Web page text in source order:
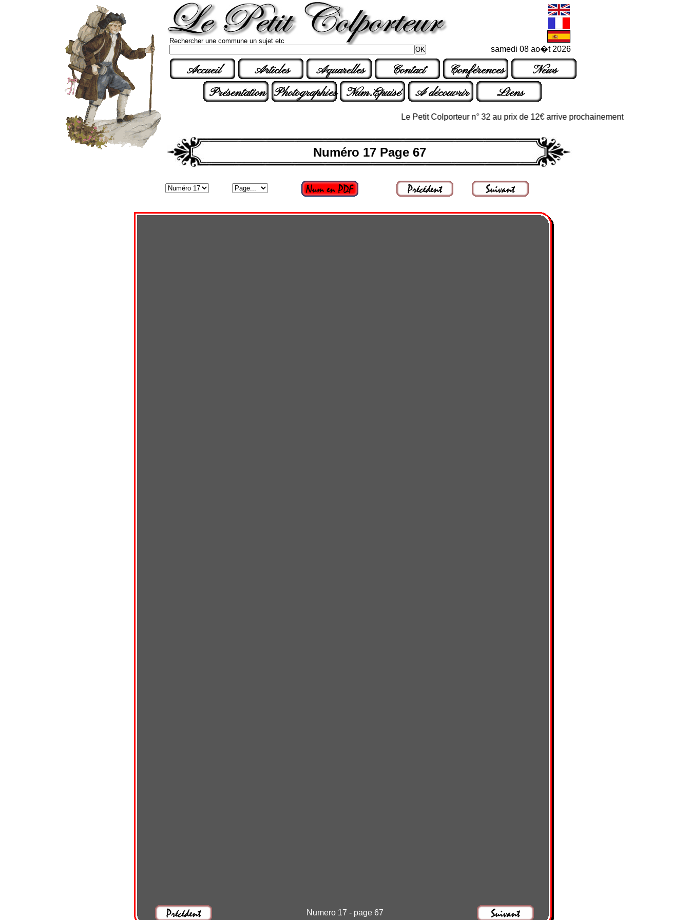
samedi 08 ao�t 2026
Rechercher une commune un sujet etc
Accueil Articles Aquarelles Contact Conférences
News
Présentation Photographies Num.Epuisé A découvrir Liens
Le Petit Colporteur n° 32 au prix de 12€ arrive prochainement dans les points de
Numéro 17 Page 67
Numero 17 - page 67